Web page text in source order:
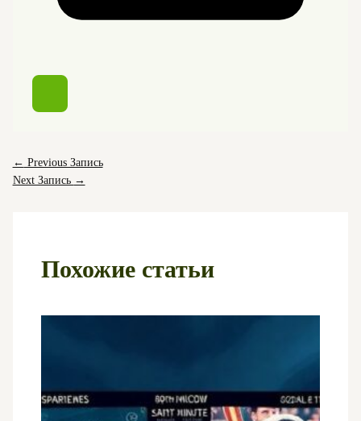
← Previous Запись
Next Запись →
Похожие статьи